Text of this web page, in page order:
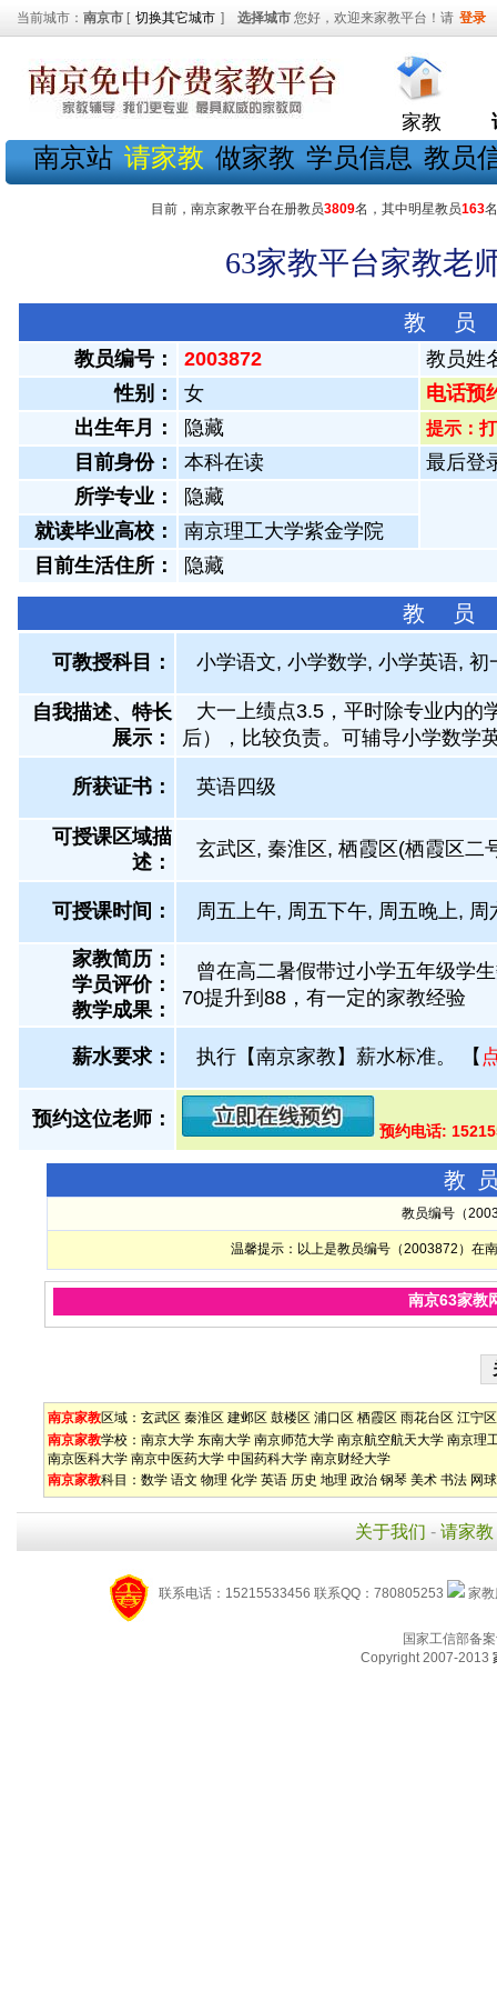
当前城市： 南京市 [ 切换其它城市 ] 选择城市 您好，欢迎来家教平台！请 登录
家教
南京站 请家教 做家教 学员信息 教员
目前，南京家教平台在册教员3809名，其中明星教员163
63家教平台家教老
教 员
教员编号： 2003872
教员姓
性别：
女
电话预
出生年月：
隐藏 提示：
目前身份： 本科在读
最后登
所学专业：
隐藏
就读毕业高校：
南京理工大学紫金学院
目前生活住所：
隐藏
教 员
可教授科目： 小学语文, 小学数学, 小学英语,
自我描述、特长
展示 ：
大一上绩点3.5，平时除专业内的
后），比较负责。可辅导小学数学
所获证书 ： 英语四级
可授课区域描
述：
玄武区, 秦淮区, 栖霞区(栖霞区二
可授课时间： 周五上午, 周五下午, 周五晚上,
家教简历：
学员评价：
教学成果：
曾在高二暑假带过小学五年级学
70提升到88，有一定的家教经验
薪水要求： 执行【南京家教】薪水标准。 【
预约这位老师：
预约电话:
教
教员编号（
温馨提示：以上是教员编号（2003872）在
南京63家教
南京家教区域： 玄武区 秦淮区 建邺区 鼓楼区 浦口区 栖霞区 雨花台区 江宁区
南京家教学校： 南京大学 东南大学 南京师范大学 南京航空航天大学 南京理
南京医科大学 南京中医药大学 中国药科大学 南京财经大学
南京家教科目： 数学 语文 物理 化学 英语 历史 地理 政治 钢琴 美术 书法 网球
关于我们 - 请家教
联系电话：15215533456 联系QQ：780805253 家
国家工信部备
Copyright 2007-2013